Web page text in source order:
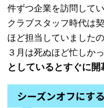
件ずつ企業を訪問して
クラブスタッフ時代は
ほど担当していました
３月は死ぬほど忙しかっ
としているとすぐに開
シーズンオフにす